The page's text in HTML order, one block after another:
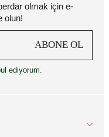
olmak için e-
olun!
ABONE OL
ediyorum.